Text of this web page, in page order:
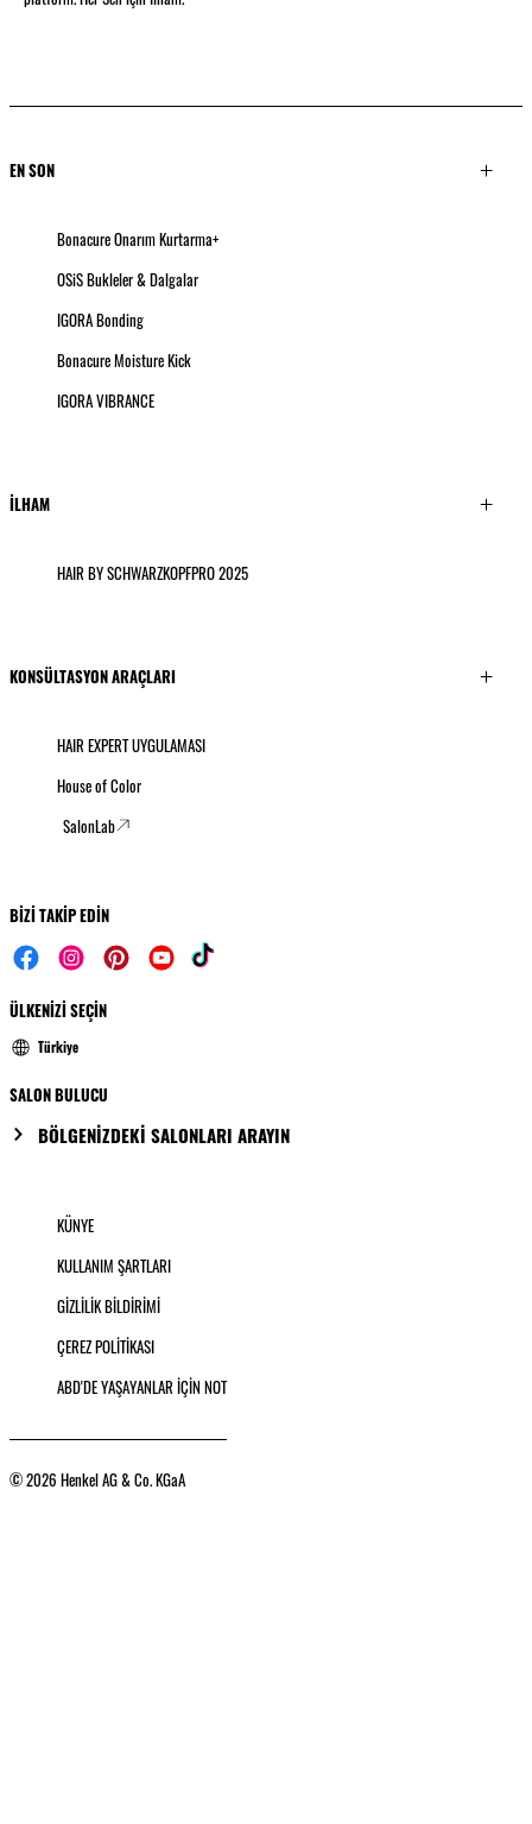
EN SON
Bonacure Onarım Kurtarma+
OSiS Bukleler & Dalgalar
IGORA Bonding
Bonacure Moisture Kick
IGORA VIBRANCE
İLHAM
HAIR BY SCHWARZKOPFPRO 2025
KONSÜLTASYON ARAÇLARI
HAIR EXPERT UYGULAMASI
House of Color
SalonLab
BİZİ TAKİP EDİN
ÜLKENİZİ SEÇİN
Türkiye
SALON BULUCU
BÖLGENİZDEKİ SALONLARI ARAYIN
KÜNYE
KULLANIM ŞARTLARI
GİZLİLİK BİLDİRİMİ
ÇEREZ POLİTİKASI
ABD'DE YAŞAYANLAR İÇİN NOT
© 2026 Henkel AG & Co. KGaA